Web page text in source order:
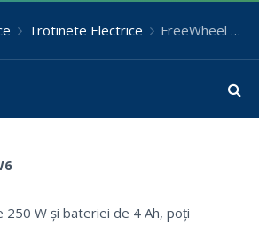
Trotinete Electrice FreeWheel Rider W6
W și bateriei de 4 Ah, poți